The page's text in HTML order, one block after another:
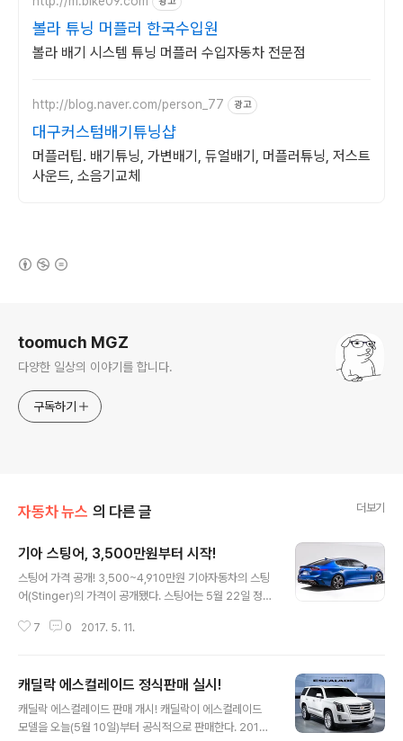
볼라 튜닝 머플러 한국수입원
볼라 배기 시스템 튜닝 머플러 수입자동차 전문점
http://blog.naver.com/person_77 광고
대구커스텀배기튜닝샵
머플러팁. 배기튜닝, 가변배기, 듀얼배기, 머플러튜닝, 저스트
사운드, 소음기교체
toomuch MGZ
다양한 일상의 이야기를 합니다.
구독하기
자동차 뉴스 의 다른 글 더보기
기아 스팅어, 3,500만원부터 시작!
스팅어 가격 공개! 3,500~4,910만원 기아자동차의 스팅
어(Stinger)의 가격이 공개됐다. 스팅어는 5월 22일 정도
알려져 있는데, 그동안 궁금했었던 가격이 공개되면서 예
트윈터보의 GT 트림은 4,880만원에서 4,910만원까지
있고, 디젤 모델은 3,720만원에서 4,060만원의 가격대
가 존재한다. 2.0 터보(프라임) : 3,550만원~3,530만원.
7 0 2017. 5. 11.
캐딜락 에스컬레이드 정식판매 실시!
캐딜락 에스컬레이드 판매 개시! 캐딜락이 에스컬레이드
모델을 오늘(5월 10일)부터 공식적으로 판매한다. 2017